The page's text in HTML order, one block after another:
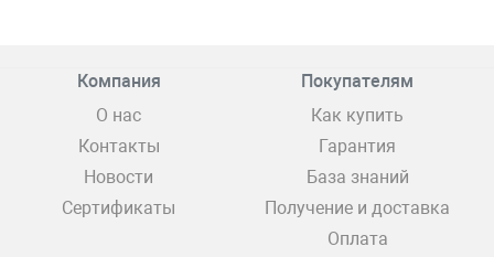
Компания
О нас
Контакты
Новости
Сертификаты
Покупателям
Как купить
Гарантия
База знаний
Получение и доставка
Оплата